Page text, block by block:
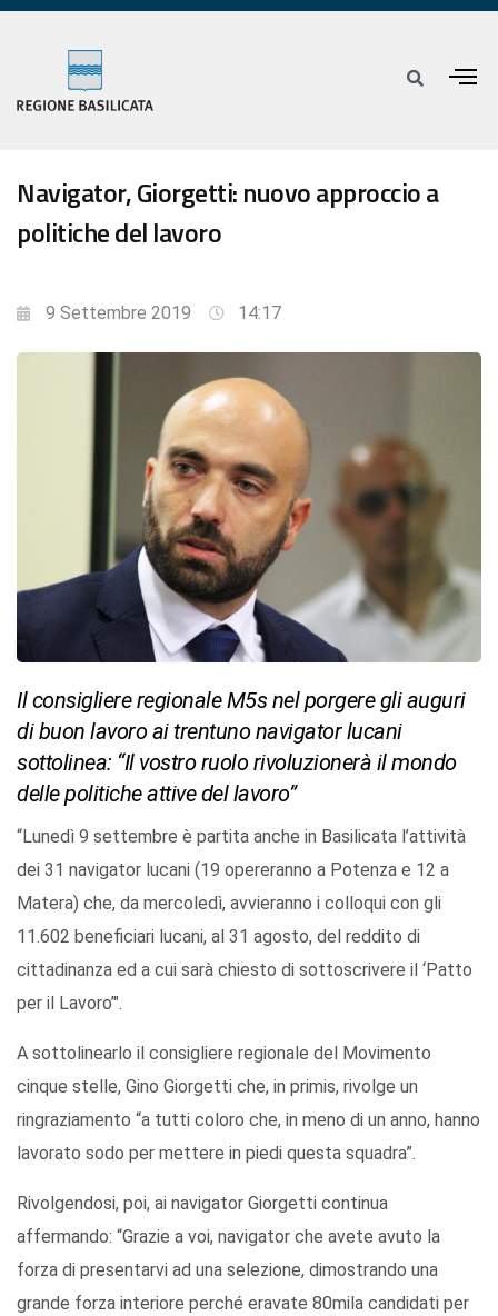
Navigator, Giorgetti: nuovo approccio a
politiche del lavoro
9 Settembre 2019 14:17
Il consigliere regionale M5s nel porgere gli auguri
di buon lavoro ai trentuno navigator lucani
sottolinea: “Il vostro ruolo rivoluzionerà il mondo
delle politiche attive del lavoro”
“Lunedì 9 settembre è partita anche in Basilicata l’attività
dei 31 navigator lucani (19 opereranno a Potenza e 12 a
Matera) che, da mercoledì, avvieranno i colloqui con gli
11.602 beneficiari lucani, al 31 agosto, del reddito di
cittadinanza ed a cui sarà chiesto di sottoscrivere il ‘Patto
per il Lavoro’".
A sottolinearlo il consigliere regionale del Movimento
cinque stelle, Gino Giorgetti che, in primis, rivolge un
ringraziamento “a tutti coloro che, in meno di un anno, hanno
lavorato sodo per mettere in piedi questa squadra”.
Rivolgendosi, poi, ai navigator Giorgetti continua
affermando: “Grazie a voi, navigator che avete avuto la
forza di presentarvi ad una selezione, dimostrando una
grande forza interiore perché eravate 80mila candidati per